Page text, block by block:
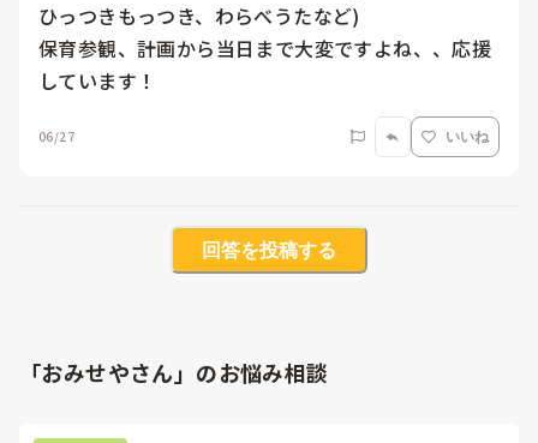
ひっつきもっつき、わらべうたなど)
保育参観、計画から当日まで大変ですよね、、応援
しています！
06/27 いいね
回答を投稿する
「おみせやさん」のお悩み相談